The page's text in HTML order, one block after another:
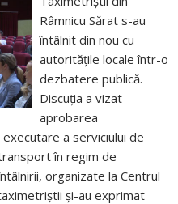
Râmnicu Sărat s-au
întâlnit din nou cu
autoritățile locale într-o
dezbatere publică.
Discuția a vizat
aprobarea
a serviciului de
în regim de
organizate la Centrul
și-au exprimat